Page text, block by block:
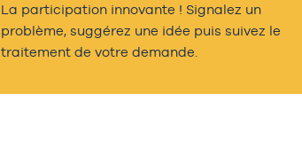
La participation innovante ! Signalez un
problème, suggérez une idée puis suivez le
traitement de votre demande.